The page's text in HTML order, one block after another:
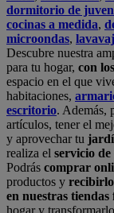
dormitorio de
cocinas a medida,
microondas,
Descubre nuestra
para tu hogar, con
espacio en el que
habitaciones,
escritorio. Además,
artículos, tener el
y aprovechar tu
realiza el servicio
Podrás comprar
productos y
en nuestras tiendas
hogar y